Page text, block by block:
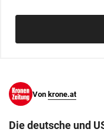
Von krone.at
Die deutsche und